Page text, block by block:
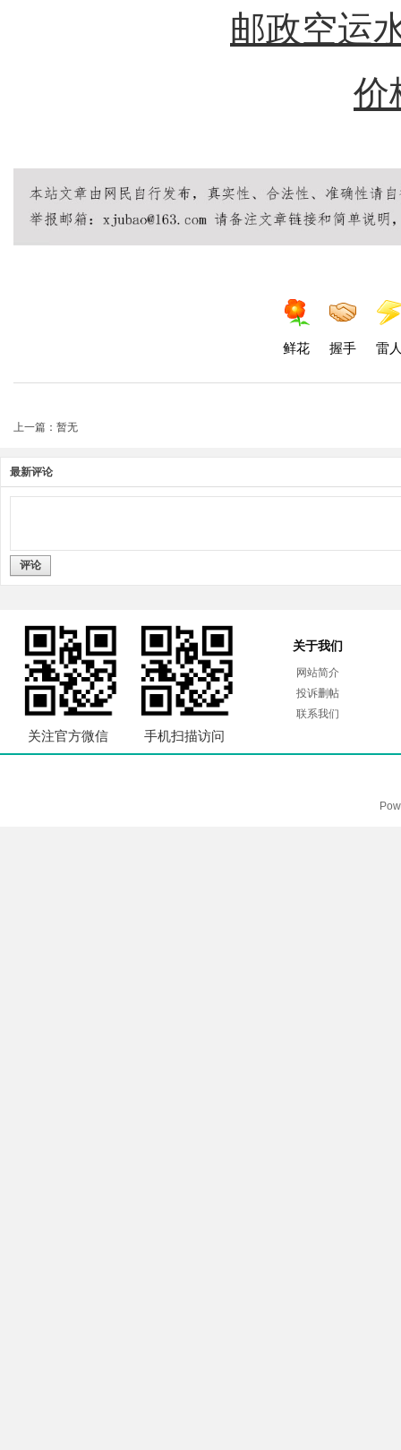
邮政空运
价
鲜花 握手 雷
上一篇：暂无
最新评论
评论
关注官方微信 手机扫描访问
关于我们
网站简介
投诉删帖
联系我们